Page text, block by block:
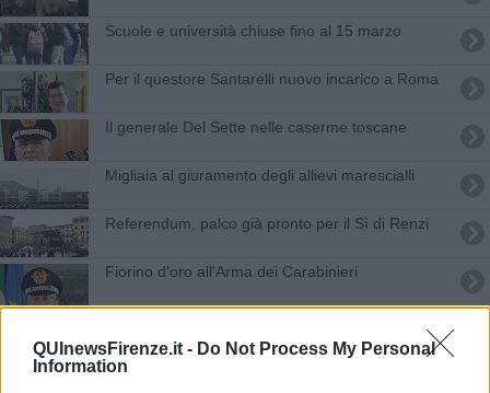
QUInewsFirenze.it - Do Not Process My Personal
Information
Scuole e università chiuse fino al 15 marzo
Per il questore Santarelli nuovo incarico a Roma
Il generale Del Sette nelle caserme toscane
​Migliaia al giuramento degli allievi marescialli
Referendum, palco già pronto per il Sì di Renzi
Fiorino d'oro all'Arma dei Carabinieri
Leopolda elettorale anticipata a Settembre